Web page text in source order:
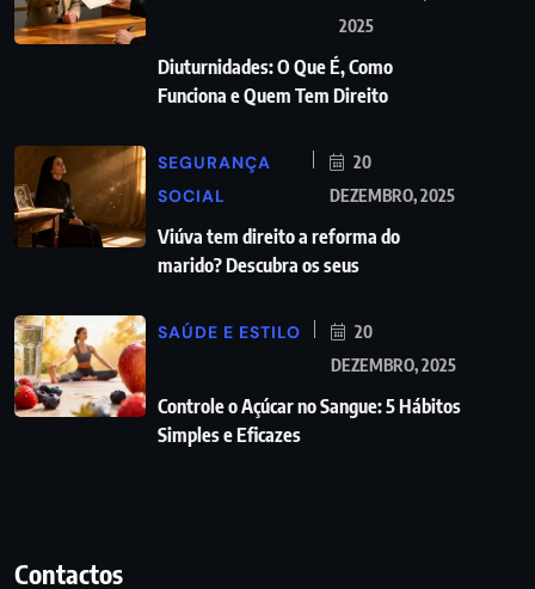
2025
Diuturnidades: O Que É, Como
Funciona e Quem Tem Direito
SEGURANÇA
SOCIAL
20
DEZEMBRO, 2025
Viúva tem direito a reforma do
marido? Descubra os seus
SAÚDE E ESTILO
20
DEZEMBRO, 2025
Controle o Açúcar no Sangue: 5 Hábitos
Simples e Eficazes
Contactos